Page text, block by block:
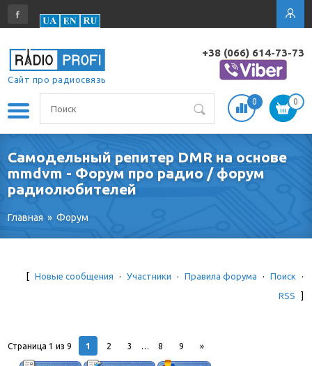
Сайт про радиосвязь
+38 (066) 614-73-73
0 0
Самодельный репитер DMR на основе
mmdvm - Форум про радио / форум
радиолюбителей
Главная » Форум
[ Новые сообщения · Участники · Правила форума · Поиск
·
RSS
]
Страница1 из9 1 2 3 … 8 9 »